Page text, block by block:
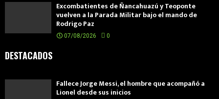
Excombatientes de Ñancahuazú y Teoponte
vuelven a la Parada Militar bajo el mando de
Rodrigo Paz
07/08/2026 0
DESTACADOS
Fallece Jorge Messi, el hombre que acompañó a
Lionel desde sus inicios